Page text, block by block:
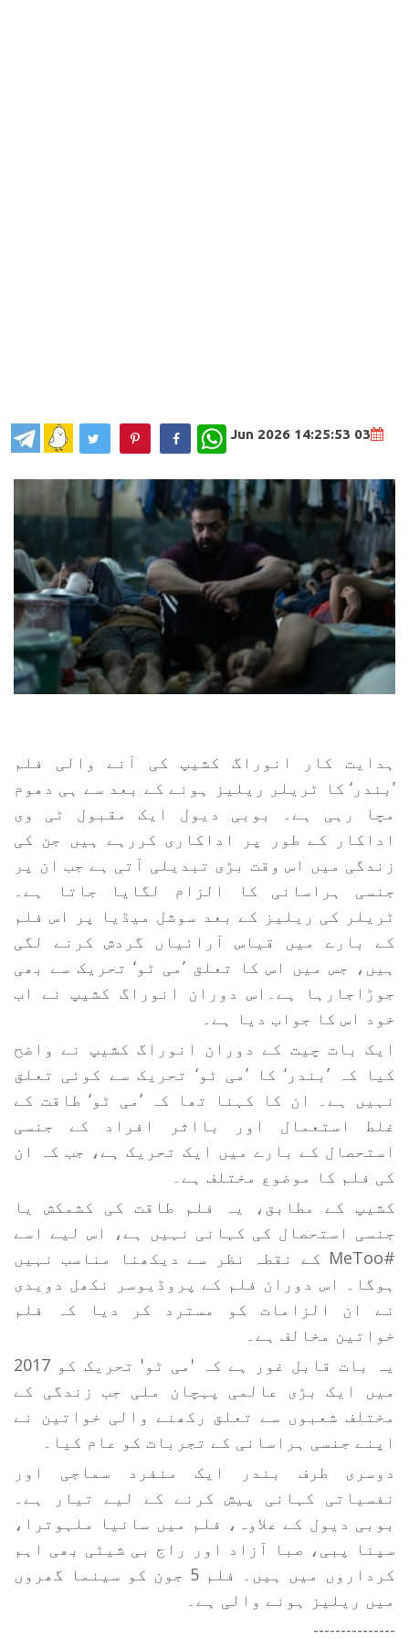
03 Jun 2026 14:25:53
WhatsApp
ہدایت کار انوراگ کشیپ کی آنے والی فلم
’بندر‘ کا ٹریلر ریلیز ہونے کے بعد سے ہی دھوم
مچا رہی ہے۔ بوبی دیول ایک مقبول ٹی وی
اداکار کے طور پر اداکاری کررہے ہیں جن کی
زندگی میں اس وقت بڑی تبدیلی آتی ہے جب ان پر
جنسی ہراسانی کا الزام لگایا جاتا ہے۔
ٹریلر کی ریلیز کے بعد سوشل میڈیا پر اس فلم
کے بارے میں قیاس آرائیاں گردش کرنے لگی
ہیں، جس میں اس کا تعلق ’می ٹو‘ تحریک سے بھی
جوڑاجارہا ہے۔اس دوران انوراگ کشیپ نے اب
خود اس کا جواب دیا ہے۔
ایک بات چیت کے دوران انوراگ کشیپ نے واضح
کیا کہ ’بندر‘ کا ’می ٹو‘ تحریک سے کوئی تعلق
نہیں ہے۔ ان کا کہنا تھا کہ ’می ٹو‘ طاقت کے
غلط استعمال اور بااثر افراد کے جنسی
استحصال کے بارے میں ایک تحریک ہے، جب کہ ان
کی فلم کا موضوع مختلف ہے۔
کشیپ کے مطابق، یہ فلم طاقت کی کشمکش یا
جنسی استحصال کی کہانی نہیں ہے، اس لیے اسے
#MeToo کے نقطہ نظر سے دیکھنا مناسب نہیں
ہوگا۔ اس دوران فلم کے پروڈیوسر نکھل دویدی
نے ان الزامات کو مسترد کر دیا کہ فلم
خواتین مخالف ہے۔
یہ بات قابل غور ہے کہ 'می ٹو' تحریک کو 2017
میں ایک بڑی عالمی پہچان ملی جب زندگی کے
مختلف شعبوں سے تعلق رکھنے والی خواتین نے
اپنے جنسی ہراسانی کے تجربات کو عام کیا۔
دوسری طرف بندر ایک منفرد سماجی اور
نفسیاتی کہانی پیش کرنے کے لیے تیار ہے۔
بوبی دیول کے علاوہ، فلم میں سانیا ملہوترا،
سپنا پبی، صبا آزاد اور راج بی شیٹی بھی اہم
کرداروں میں ہیں۔ فلم 5 جون کو سینما گھروں
میں ریلیز ہونے والی ہے۔
---------------